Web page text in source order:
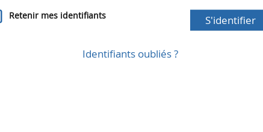
Retenir mes identifiants S'identifier
Identifiants oubliés ?